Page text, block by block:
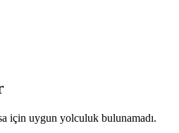
için uygun yolculuk bulunamadı.